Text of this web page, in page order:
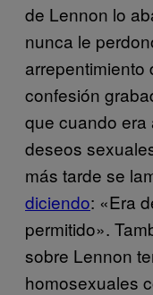
de Lennon lo
nunca le
confesión
que cuando era
deseos
más tarde se
diciendo: «Era
permitido».
sobre Lennon
homosexuales